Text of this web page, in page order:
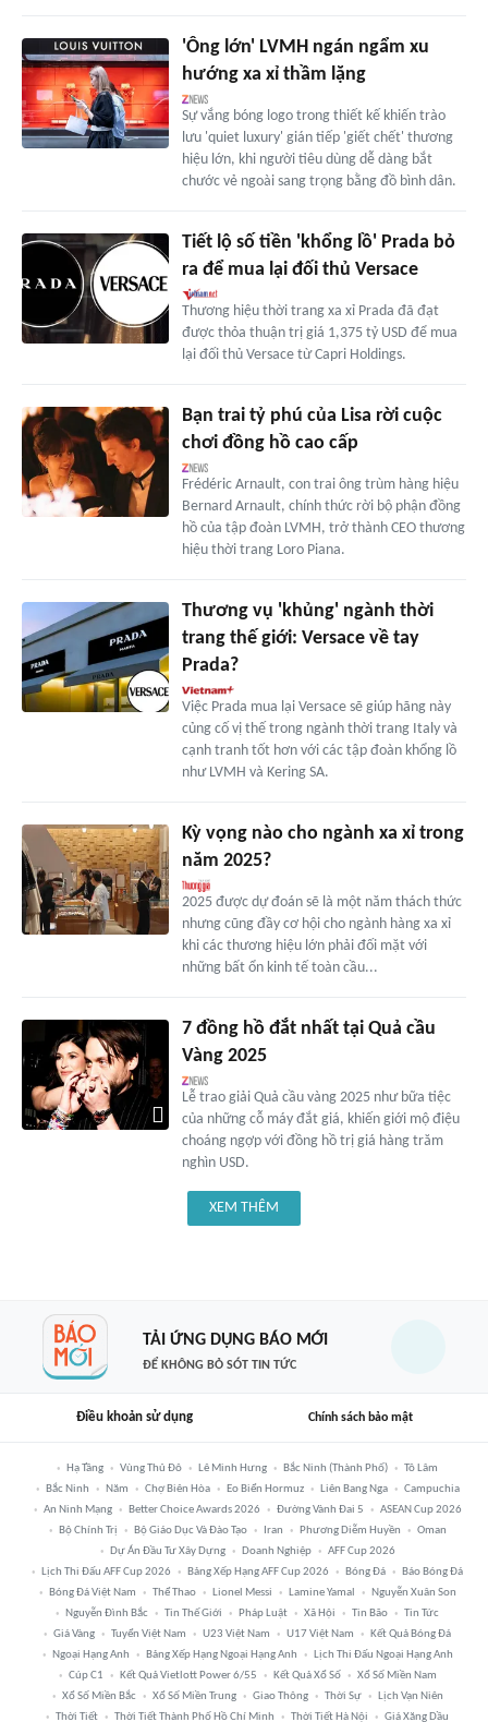
'Ông lớn' LVMH ngán ngẩm xu
hướng xa xỉ thầm lặng
Sự vắng bóng logo trong thiết kế khiến trào
lưu 'quiet luxury' gián tiếp 'giết chết' thương
hiệu lớn, khi người tiêu dùng dễ dàng bắt
chước vẻ ngoài sang trọng bằng đồ bình dân.
Tiết lộ số tiền 'khổng lồ' Prada bỏ
ra để mua lại đối thủ Versace
Thương hiệu thời trang xa xỉ Prada đã đạt
được thỏa thuận trị giá 1,375 tỷ USD để mua
lại đối thủ Versace từ Capri Holdings.
Bạn trai tỷ phú của Lisa rời cuộc
chơi đồng hồ cao cấp
Frédéric Arnault, con trai ông trùm hàng hiệu
Bernard Arnault, chính thức rời bộ phận đồng
hồ của tập đoàn LVMH, trở thành CEO thương
hiệu thời trang Loro Piana.
Thương vụ 'khủng' ngành thời
trang thế giới: Versace về tay
Prada?
Việc Prada mua lại Versace sẽ giúp hãng này
củng cố vị thế trong ngành thời trang Italy và
cạnh tranh tốt hơn với các tập đoàn khổng lồ
như LVMH và Kering SA.
Kỳ vọng nào cho ngành xa xỉ trong
năm 2025?
2025 được dự đoán sẽ là một năm thách thức
nhưng cũng đầy cơ hội cho ngành hàng xa xỉ
khi các thương hiệu lớn phải đối mặt với
những bất ổn kinh tế toàn cầu...
7 đồng hồ đắt nhất tại Quả cầu
Vàng 2025
Lễ trao giải Quả cầu vàng 2025 như bữa tiệc
của những cỗ máy đắt giá, khiến giới mộ điệu
choáng ngợp với đồng hồ trị giá hàng trăm
nghìn USD.
XEM THÊM
TẢI ỨNG DỤNG BÁO MỚI
ĐỂ KHÔNG BỎ SÓT TIN TỨC
Điều khoản sử dụng Chính sách bảo mật
Hạ Tầng Vùng Thủ Đô Lê Minh Hưng Bắc Ninh (thành Phố)
Tô Lâm
Bắc Ninh
Năm Chợ Biên Hòa Eo Biển Hormuz Liên Bang Nga
Campuchia
An Ninh Mạng
Better Choice Awards 2026 Đường Vành Đai 5
ASEAN Cup 2026
Bộ Chính Trị
Bộ Giáo Dục Và Đào Tạo Iran Phương Diễm Huyền
Oman
Dự Án Đầu Tư Xây Dựng
Doanh Nghiệp
AFF Cup 2026
Lịch Thi Đấu AFF Cup 2026
Bảng Xếp Hạng AFF Cup 2026 Bóng Đá
Báo Bóng Đá
Bóng Đá Việt Nam
Thể Thao Lionel Messi Lamine Yamal
Nguyễn Xuân Son
Nguyễn Đình Bắc
Tin Thế Giới Pháp Luật Xã Hội Tin Bão
Tin Tức
Giá Vàng
Tuyển Việt Nam U23 Việt Nam U17 Việt Nam
Kết Quả Bóng Đá
Ngoại Hạng Anh
Bảng Xếp Hạng Ngoại Hạng Anh
Lịch Thi Đấu Ngoại Hạng Anh
Cúp C1
Kết Quả Vietlott Power 6/55 Kết Quả Xổ Số
Xổ Số Miền Nam
Xổ Số Miền Bắc
Xổ Số Miền Trung Giao Thông Thời Sự
Lịch Vạn Niên
Thời Tiết
Thời Tiết Thành Phố Hồ Chí Minh Thời Tiết Hà Nội Giá Xăng Dầu